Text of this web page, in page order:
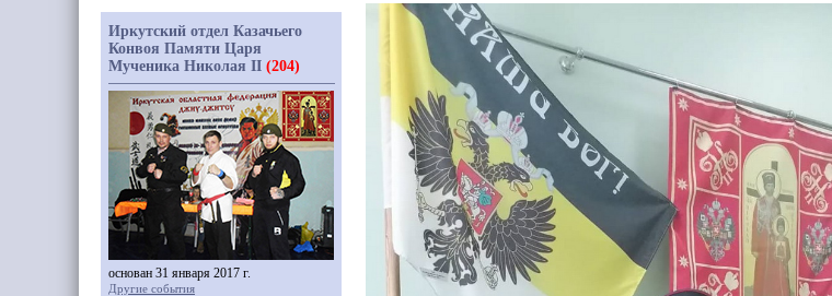
Иркутский отдел Казачьего
Конвоя Памяти Царя
Мученика Николая II (204)
основан 31 января 2017 г.
Другие события